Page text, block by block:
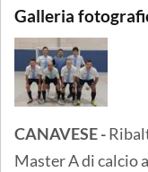
Galleria
CANAVESE -
Master A di calcio